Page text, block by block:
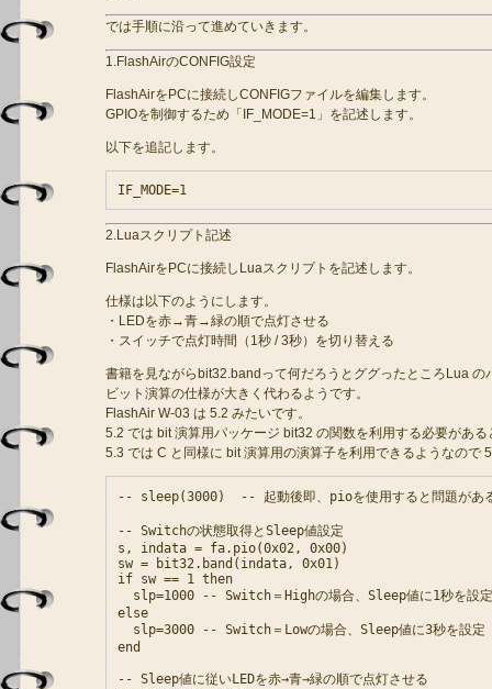
では手順に沿って進めていきます。
1.FlashAirのCONFIG設定
FlashAirをPCに接続しCONFIGファイルを編集します。
GPIOを制御するため「IF_MODE=1」を記述します。
以下を追記します。
2.Luaスクリプト記述
FlashAirをPCに接続しLuaスクリプトを記述します。
仕様は以下のようにします。
・LEDを赤→青→緑の順で点灯させる
・スイッチで点灯時間（1秒 / 3秒）を切り替える
書籍を見ながらbit32.bandって何だろうとググったところLua の
ビット演算の仕様が大きく代わるようです。
FlashAir W-03 は 5.2 みたいです。
5.2 では bit 演算用パッケージ bit32 の関数を利用する必要がある
5.3 では C と同様に bit 演算用の演算子を利用できるようなので
-- sleep(3000)  -- 起動後即、pioを使用すると問題がある
-- Switchの状態取得とSleep値設定
s, indata = fa.pio(0x02, 0x00)
sw = bit32.band(indata, 0x01)
if sw == 1 then
  slp=1000 -- Switch＝Highの場合、Sleep値に1秒を設定
else
  slp=3000 -- Switch＝Lowの場合、Sleep値に3秒を設定
end
-- Sleep値に従いLEDを赤→青→緑の順で点灯させる